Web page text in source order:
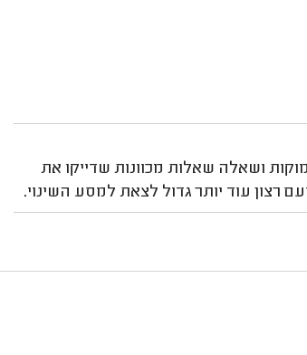
ושאלה שאלות מכוונות שדייקו את
רצון עוד יותר גדול לצאת למסע השינוי.